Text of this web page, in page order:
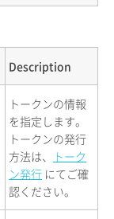
Description
トークンの情報
を指定します。
トークンの発行
方法は、
トーク
ン発行 にてご確
認ください。